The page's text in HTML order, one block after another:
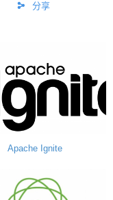
分享
Apache Ignite